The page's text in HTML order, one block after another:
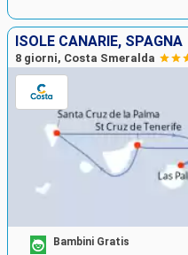
ISOLE CANARIE, SPAGNA
8 giorni, Costa Smeralda
Bambini Gratis